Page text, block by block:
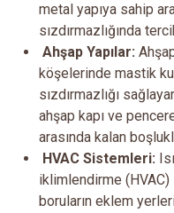
metal yapıya sahip
sızdırmazlığında
Ahşap Yapılar:
köşelerinde mastik
sızdırmazlığı
ahşap kapı ve
arasında kalan
HVAC Sistemleri:
iklimlendirme
boruların eklem